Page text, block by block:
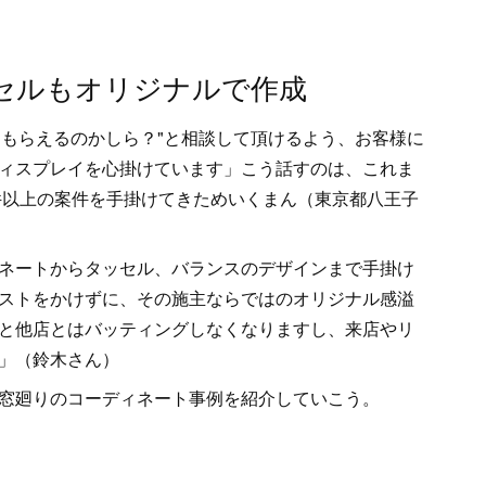
ルもオリジナルで作成
らえるのかしら？"と相談して頂けるよう、お客様に
スプレイを心掛けています」こう話すのは、これま
上の案件を手掛けてきためいくまん（東京都八王子
ートからタッセル、バランスのデザインまで手掛け
トをかけずに、その施主ならではのオリジナル感溢
他店とはバッティングしなくなりますし、来店やリ
（鈴木さん）
りのコーディネート事例を紹介していこう。